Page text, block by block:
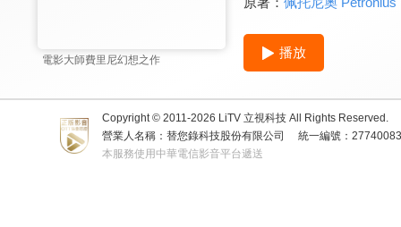
電影大師費里尼幻想之作
播放
Copyright © 2011-2026 LiTV 立視科技 All Rights Reserved.
營業人名稱：替您錄科技股份有限公司
統一編號：
本服務使用中華電信影音平台遞送